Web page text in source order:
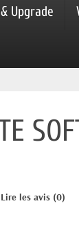
Upgrade
Lire les avis (0)